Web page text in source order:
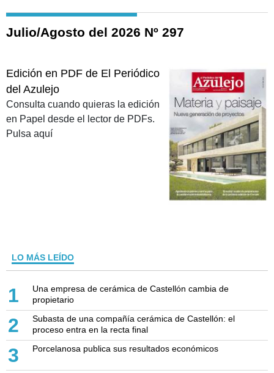
Julio/Agosto del 2026 Nº 297
Edición en PDF de El Periódico
del Azulejo
Consulta cuando quieras la edición
en Papel desde el lector de PDFs.
Pulsa aquí
LO MÁS LEÍDO
1
Una empresa de cerámica de Castellón cambia de
propietario
2
Subasta de una compañía cerámica de Castellón: el
proceso entra en la recta final
3 Porcelanosa publica sus resultados económicos